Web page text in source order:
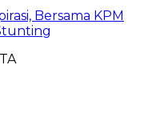
Bersama KPM